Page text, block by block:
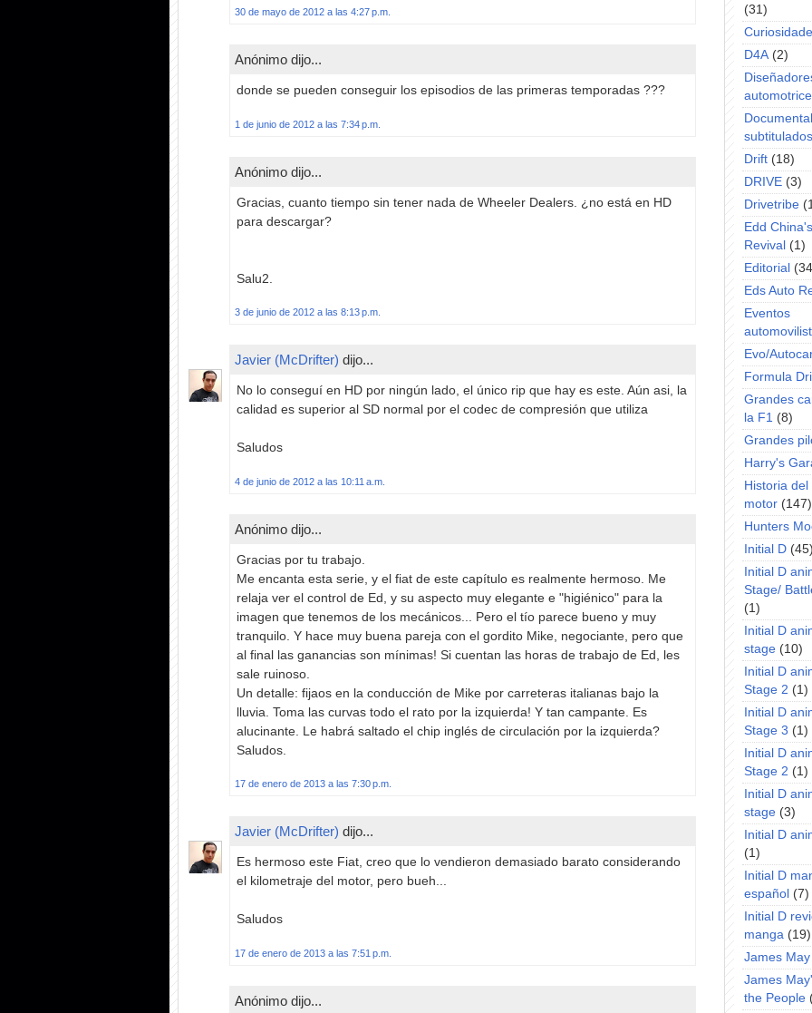
30 de mayo de 2012 a las 4:27 p.m.
Anónimo dijo...
donde se pueden conseguir los episodios de las primeras temporadas ???
1 de junio de 2012 a las 7:34 p.m.
Anónimo dijo...
Gracias, cuanto tiempo sin tener nada de Wheeler Dealers. ¿no está en HD
para descargar?
Salu2.
3 de junio de 2012 a las 8:13 p.m.
Javier (McDrifter) dijo...
No lo conseguí en HD por ningún lado, el único rip que hay es este. Aún asi, la
calidad es superior al SD normal por el codec de compresión que utiliza
Saludos
4 de junio de 2012 a las 10:11 a.m.
Anónimo dijo...
Gracias por tu trabajo.
Me encanta esta serie, y el fiat de este capítulo es realmente hermoso. Me
relaja ver el control de Ed, y su aspecto muy elegante e "higiénico" para la
imagen que tenemos de los mecánicos... Pero el tío parece bueno y muy
tranquilo. Y hace muy buena pareja con el gordito Mike, negociante, pero que
al final las ganancias son mínimas! Si cuentan las horas de trabajo de Ed, les
sale ruinoso.
Un detalle: fijaos en la conducción de Mike por carreteras italianas bajo la
lluvia. Toma las curvas todo el rato por la izquierda! Y tan campante. Es
alucinante. Le habrá saltado el chip inglés de circulación por la izquierda?
Saludos.
17 de enero de 2013 a las 7:30 p.m.
Javier (McDrifter) dijo...
Es hermoso este Fiat, creo que lo vendieron demasiado barato considerando
el kilometraje del motor, pero bueh...
Saludos
17 de enero de 2013 a las 7:51 p.m.
Anónimo dijo...
(31)
D4A (2)
subtitulados
Drift (18)
DRIVE (3)
Drivetribe
Edd
Revival (1)
Editorial
Eds Auto
Eventos
Evo/
Formula
Grandes
la F1 (8)
Grandes
Harry's
Historia
motor (147)
Hunters
Initial D
Initial D
Stage/
(1)
Initial D
stage (10)
Initial D
Stage 2 (1)
Initial D
Stage 3 (1)
Initial D
Stage 2 (1)
Initial D
stage (3)
Initial D
(1)
Initial D
español (7)
Initial D
manga (19)
James May
James
the People